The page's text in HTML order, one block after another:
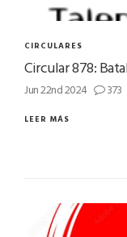
CIRCULARES
Circular 878:
Jun 22nd 2024 373
LEER MÁS